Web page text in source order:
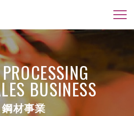
BUSINESS
鋼材事業